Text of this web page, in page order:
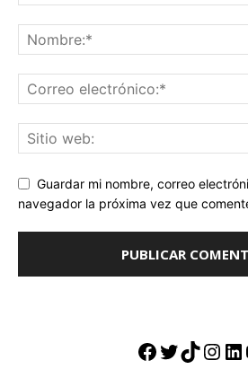
Guardar mi nombre, correo
navegador la próxima vez que
Facebook
Twitter
TikTok